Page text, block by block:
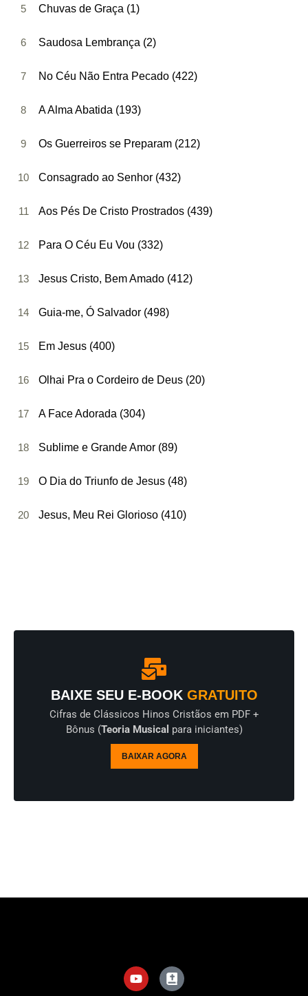
5 Chuvas de Graça (1)
6 Saudosa Lembrança (2)
7 No Céu Não Entra Pecado (422)
8 A Alma Abatida (193)
9 Os Guerreiros se Preparam (212)
10 Consagrado ao Senhor (432)
11 Aos Pés De Cristo Prostrados (439)
12 Para O Céu Eu Vou (332)
13 Jesus Cristo, Bem Amado (412)
14 Guia-me, Ó Salvador (498)
15 Em Jesus (400)
16 Olhai Pra o Cordeiro de Deus (20)
17 A Face Adorada (304)
18 Sublime e Grande Amor (89)
19 O Dia do Triunfo de Jesus (48)
20 Jesus, Meu Rei Glorioso (410)
BAIXE SEU E-BOOKGRATUITO
Cifras de Clássicos Hinos Cristãos em PDF +
Bônus (Teoria Musical para iniciantes)
BAIXAR AGORA